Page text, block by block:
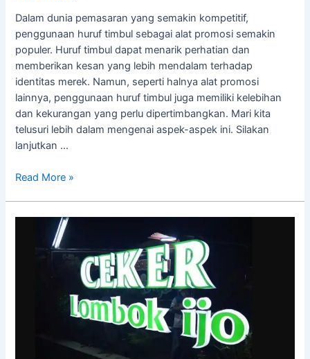
Dalam dunia pemasaran yang semakin kompetitif,
penggunaan huruf timbul sebagai alat promosi semakin
populer. Huruf timbul dapat menarik perhatian dan
memberikan kesan yang lebih mendalam terhadap
identitas merek. Namun, seperti halnya alat promosi
lainnya, penggunaan huruf timbul juga memiliki kelebihan
dan kekurangan yang perlu dipertimbangkan. Mari kita
telusuri lebih dalam mengenai aspek-aspek ini. Silakan
lanjutkan …
Read More »